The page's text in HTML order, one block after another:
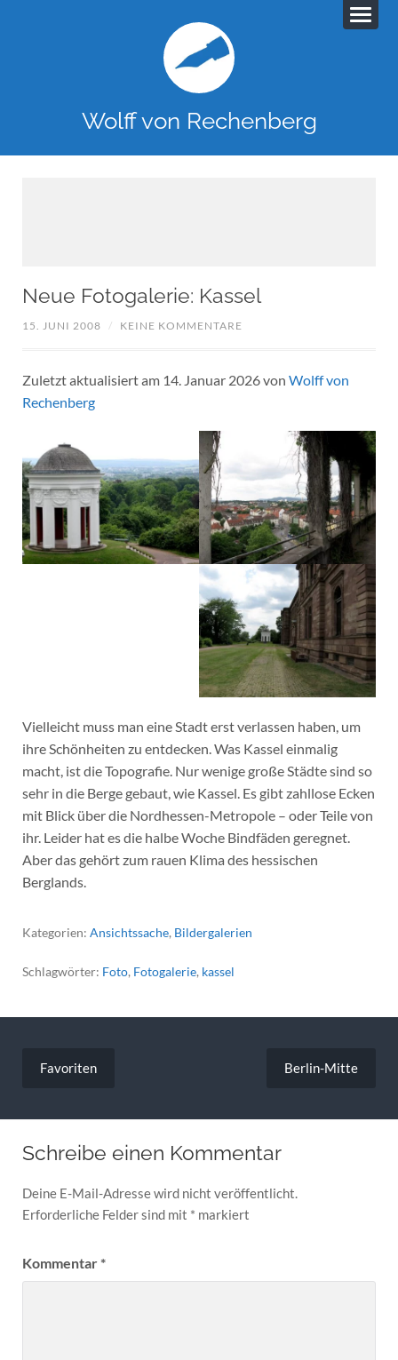
Wolff von Rechenberg
Neue Fotogalerie: Kassel
15. JUNI 2008 / KEINE KOMMENTARE
Zuletzt aktualisiert am 14. Januar 2026 von Wolff von
Rechenberg
Vielleicht muss man eine Stadt erst verlassen haben, um
ihre Schönheiten zu entdecken. Was Kassel einmalig
macht, ist die Topografie. Nur wenige große Städte sind so
sehr in die Berge gebaut, wie Kassel. Es gibt zahllose Ecken
mit Blick über die Nordhessen-Metropole – oder Teile von
ihr. Leider hat es die halbe Woche Bindfäden geregnet.
Aber das gehört zum rauen Klima des hessischen
Berglands.
Kategorien: Ansichtssache, Bildergalerien
Schlagwörter: Foto, Fotogalerie, kassel
Favoriten Berlin-Mitte
Schreibe einen Kommentar
Deine E-Mail-Adresse wird nicht veröffentlicht.
Erforderliche Felder sind mit * markiert
Kommentar*